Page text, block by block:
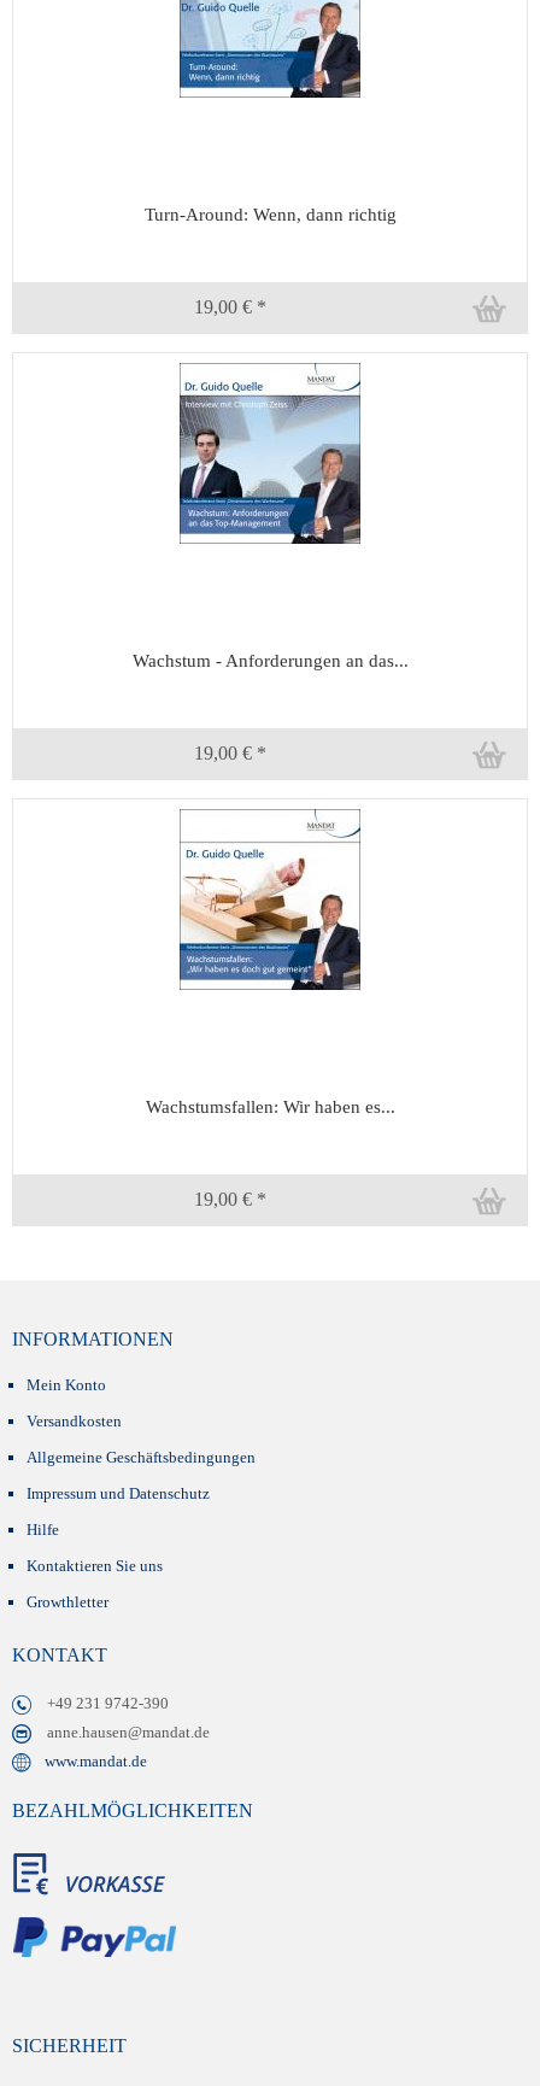
Turn-Around: Wenn, dann richtig
19,00 € *
Wachstum - Anforderungen an das...
19,00 € *
Wachstumsfallen: Wir haben es...
19,00 € *
INFORMATIONEN
Mein Konto
Versandkosten
Allgemeine Geschäftsbedingungen
Impressum und Datenschutz
Hilfe
Kontaktieren Sie uns
Growthletter
KONTAKT
+49 231 9742-390
anne.hausen@mandat.de
www.mandat.de
BEZAHLMÖGLICHKEITEN
SICHERHEIT